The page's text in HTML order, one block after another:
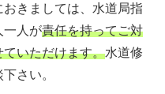
きましては、水道局指
一人が責任を持ってご対
いただけます。水道修
さい。